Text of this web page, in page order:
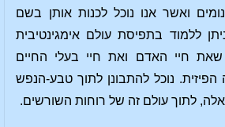
ואשר אנו נוכל לכנות אותן בשם
ללמוד בתפיסת עולם אימגינטיבית
שאת חיי האדם ואת חיי בעלי החיים
נוכל להתבונן לתוך טבע-הנפש
לתוך עולם זה של רוחות השורשים.